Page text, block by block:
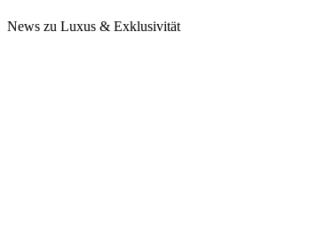
News zu Luxus & Exklusivität